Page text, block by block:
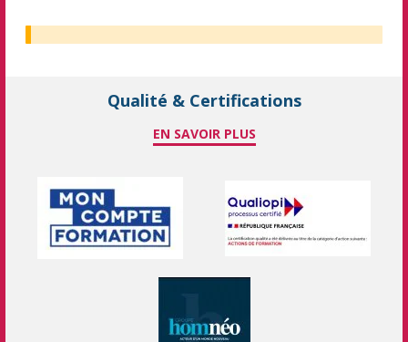
Qualité & Certifications
EN SAVOIR PLUS